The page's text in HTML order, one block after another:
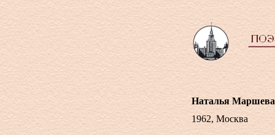
Наталья Маршева
1962, Москва